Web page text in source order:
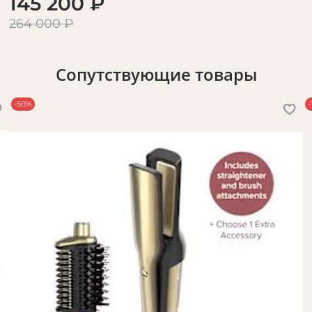
264 000 ₽
Сопутствующие товары
-50%